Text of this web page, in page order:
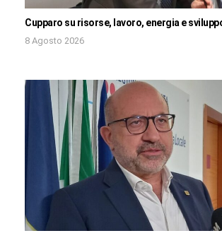
Cupparo su risorse, lavoro, energia e
8 Agosto 2026